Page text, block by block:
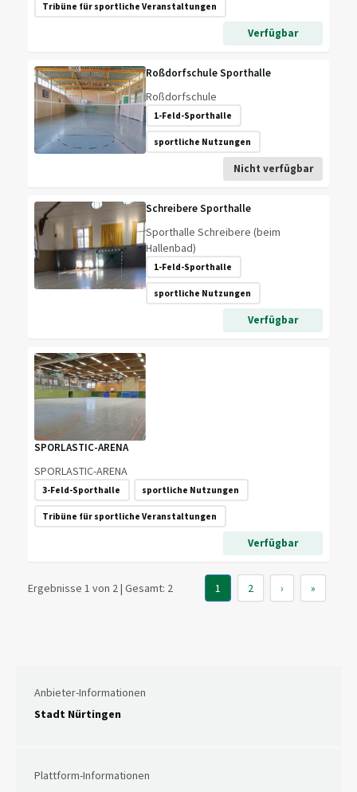
Tribüne für sportliche Veranstaltungen
Verfügbar
Roßdorfschule Sporthalle
Roßdorfschule
1-Feld-Sporthalle
sportliche Nutzungen
Nicht verfügbar
Schreibere Sporthalle
Sporthalle Schreibere (beim
Hallenbad)
1-Feld-Sporthalle
sportliche Nutzungen
Verfügbar
SPORLASTIC-ARENA
SPORLASTIC-ARENA
3-Feld-Sporthalle sportliche Nutzungen
Tribüne für sportliche Veranstaltungen
Verfügbar
Ergebnisse 1 von 2 | Gesamt: 2 1 2 › »
Anbieter-Informationen
Stadt Nürtingen
Plattform-Informationen